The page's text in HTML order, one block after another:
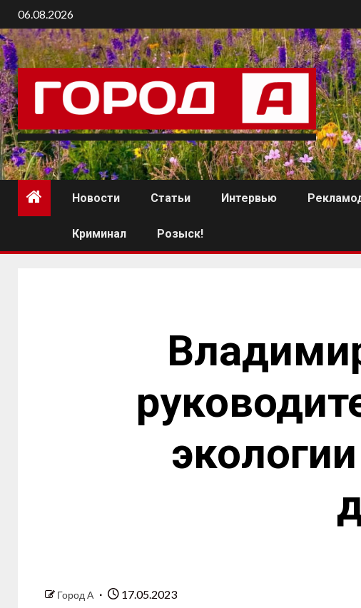
06.08.2026
Новости Статьи Интервью
Криминал Розыск!
Город А 17.05.2023